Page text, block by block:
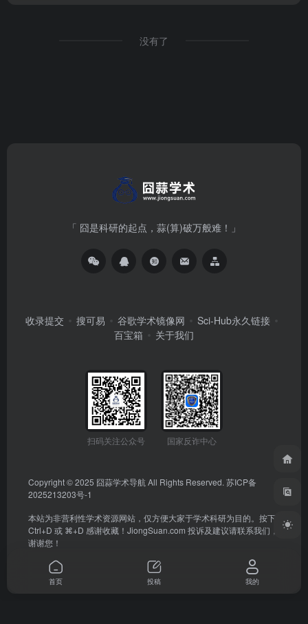
没有了
「 囧是科研的起点，蒜(算)破万般难！」
收录提交 搜可易 谷歌学术镜像网
Sci-Hub永久链接
百宝箱
关于我们
扫码关注公众号 国家反诈中心
Copyright © 2025 囧蒜学术导航 All Rights Reserved. 苏ICP备
2025213203号-1
本站为非营利性学术资源网站，仅方便大家于学术科研为目的。按下
Ctrl+D 或 ⌘+D 感谢收藏！ JiongSuan.com 投诉及建议请联系我们，
谢谢您！
首页 投稿 我的